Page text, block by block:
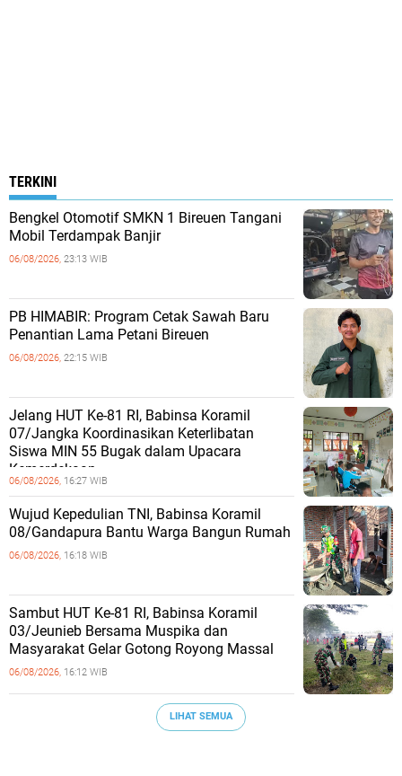
TERKINI
Bengkel Otomotif SMKN 1 Bireuen Tangani
Mobil Terdampak Banjir
06/08/2026, 23:13 WIB
PB HIMABIR: Program Cetak Sawah Baru
Penantian Lama Petani Bireuen
06/08/2026, 22:15 WIB
Jelang HUT Ke-81 RI, Babinsa Koramil
07/Jangka Koordinasikan Keterlibatan
Siswa MIN 55 Bugak dalam Upacara
Kemerdekaan
06/08/2026, 16:27 WIB
Wujud Kepedulian TNI, Babinsa Koramil
08/Gandapura Bantu Warga Bangun Rumah
06/08/2026, 16:18 WIB
Sambut HUT Ke-81 RI, Babinsa Koramil
03/Jeunieb Bersama Muspika dan
Masyarakat Gelar Gotong Royong Massal
06/08/2026, 16:12 WIB
LIHAT SEMUA